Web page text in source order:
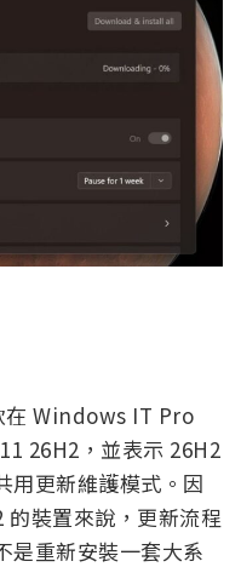
在 Windows IT Pro
26H2，並表示 26H2
用更新維護模式。因
的裝置來說，更新流程
是重新安裝一套大系